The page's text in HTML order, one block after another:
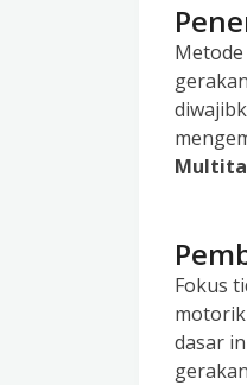
Fokus
dasar